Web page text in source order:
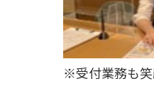
※受付業務も